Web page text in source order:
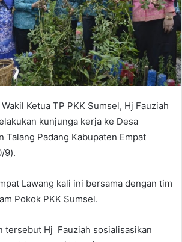
Wakil Ketua TP PKK Sumsel, Hj Fauziah
kunjunga kerja ke Desa
Talang Padang Kabupaten Empat
9).
Lawang kali ini bersama dengan tim
Pokok PKK Sumsel.
tersebut Hj Fauziah sosialisasikan